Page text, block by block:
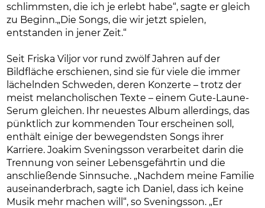
schlimmsten, die ich je erlebt habe“, sagte er gleich
zu Beginn.„Die Songs, die wir jetzt spielen,
entstanden in jener Zeit.“
Seit Friska Viljor vor rund zwölf Jahren auf der
Bildfläche erschienen, sind sie für viele die immer
lächelnden Schweden, deren Konzerte – trotz der
meist melancholischen Texte – einem Gute-Laune-
Serum gleichen. Ihr neuestes Album allerdings, das
pünktlich zur kommenden Tour erscheinen soll,
enthält einige der bewegendsten Songs ihrer
Karriere. Joakim Sveningsson verarbeitet darin die
Trennung von seiner Lebensgefährtin und die
anschließende Sinnsuche. „Nachdem meine Familie
auseinanderbrach, sagte ich Daniel, dass ich keine
Musik mehr machen will“, so Sveningsson. „Er